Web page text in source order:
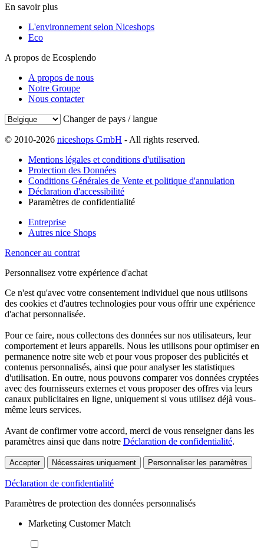
En savoir plus
L'environnement selon Niceshops
Eco
A propos de Ecosplendo
A propos de nous
Notre Groupe
Nous contacter
Changer de pays / langue
© 2010-2026 niceshops GmbH - All rights reserved.
Mentions légales et conditions d'utilisation
Protection des Données
Conditions Générales de Vente et politique d'annulation
Déclaration d'accessibilité
Paramètres de confidentialité
Entreprise
Autres nice Shops
Renoncer au contrat
Personnalisez votre expérience d'achat
Ce n'est qu'avec votre consentement individuel que nous utilisons
des cookies et d'autres technologies pour vous offrir une expérience
d'achat personnalisée.
Pour ce faire, nous collectons des données sur nos utilisateurs, leur
comportement et leurs appareils. Nous les utilisons pour optimiser en
permanence notre site web et pour vous proposer des publicités et
contenus personnalisés, ainsi que pour analyser les statistiques
d'utilisation. En outre, nous pouvons comparer vos données cryptées
avec des fournisseurs externes et vous proposer des offres via leurs
canaux publicitaires en ligne, uniquement si vous utilisez déjà vous-
même leurs services.
Avant de confirmer votre accord, merci de vous renseigner dans les
paramètres ainsi que dans notre Déclaration de confidentialité.
Accepter Nécessaires uniquement Personnaliser les paramètres
Déclaration de confidentialité
Paramètres de protection des données personnalisés
Marketing Customer Match